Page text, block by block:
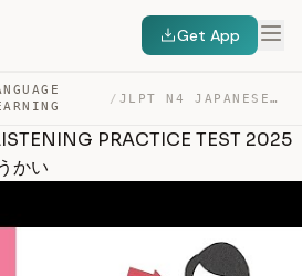
Get App
/ JLPT N4 JAPANESE LISTENING PRACTICE TEST 2025 WITH ANSW… — TRANSCRIPT
PRACTICE TEST 2025
かい